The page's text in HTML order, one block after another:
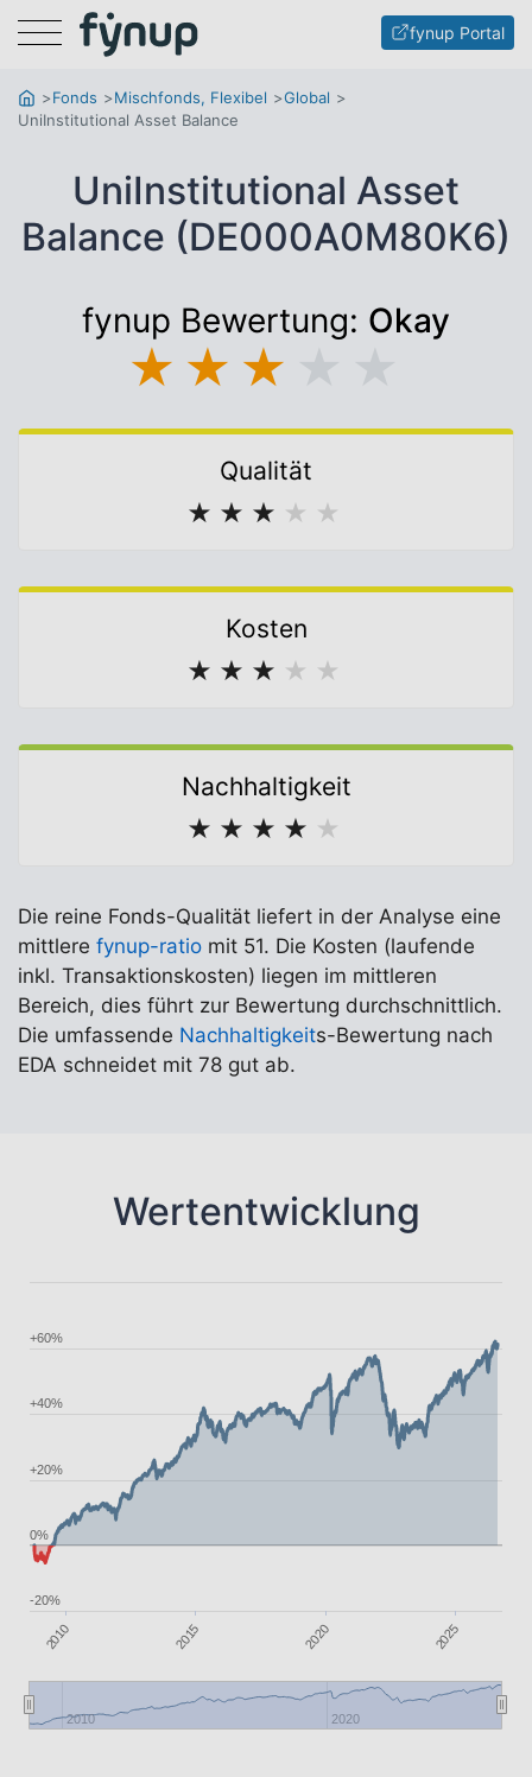
Menu fynup Portal
Fonds Mischfonds, Flexibel
Global
UniInstitutional Asset Balance
UniInstitutional Asset
Balance (DE000A0M80K6)
fynup Bewertung: Okay
★ ★ ★
Qualität
★ ★ ★ ★ ★
Kosten
★ ★ ★ ★ ★
Nachhaltigkeit
★ ★ ★ ★ ★
Die reine Fonds-Qualität liefert in der Analyse eine
mittlere fynup-ratio mit 51. Die Kosten (laufende
inkl. Transaktionskosten) liegen im mittleren
Bereich, dies führt zur Bewertung durchschnittlich.
Die umfassende Nachhaltigkeits-Bewertung nach
EDA schneidet mit 78 gut ab.
Wertentwicklung
2010 2015 2020 2025
2010 2020
-20%
0%
+20%
+40%
+60%